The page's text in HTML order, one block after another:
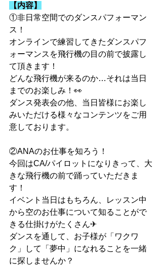
【内容】
①非日常空間でのダンスパフォーマン
ス！
オンラインで練習してきたダンスパフ
ォーマンスを飛行機の目の前で披露し
て頂きます！
どんな飛行機が来るのか…それは当日
までのお楽しみ！👀
ダンス発表会の他、当日皆様にお楽し
みいただける様々なコンテンツをご用
意しております。
②ANAのお仕事を知ろう！
今回はCA/パイロットになりきって、大
きな飛行機の前で踊っていただきま
す！
イベント当日はもちろん、レッスン中
から空のお仕事について知ることがで
きる仕掛けがたくさん✈
ダンスを通して、お子様が「ワクワ
ク」して「夢中」になれることを一緒
に探しませんか？